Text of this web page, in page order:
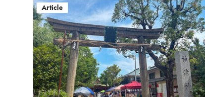
Article